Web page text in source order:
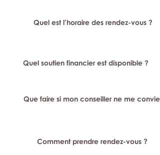
Quel est l’horaire des rendez-vous ?
Quel soutien financier est disponible ?
Que faire si mon conseiller ne me
Comment prendre rendez-vous ?